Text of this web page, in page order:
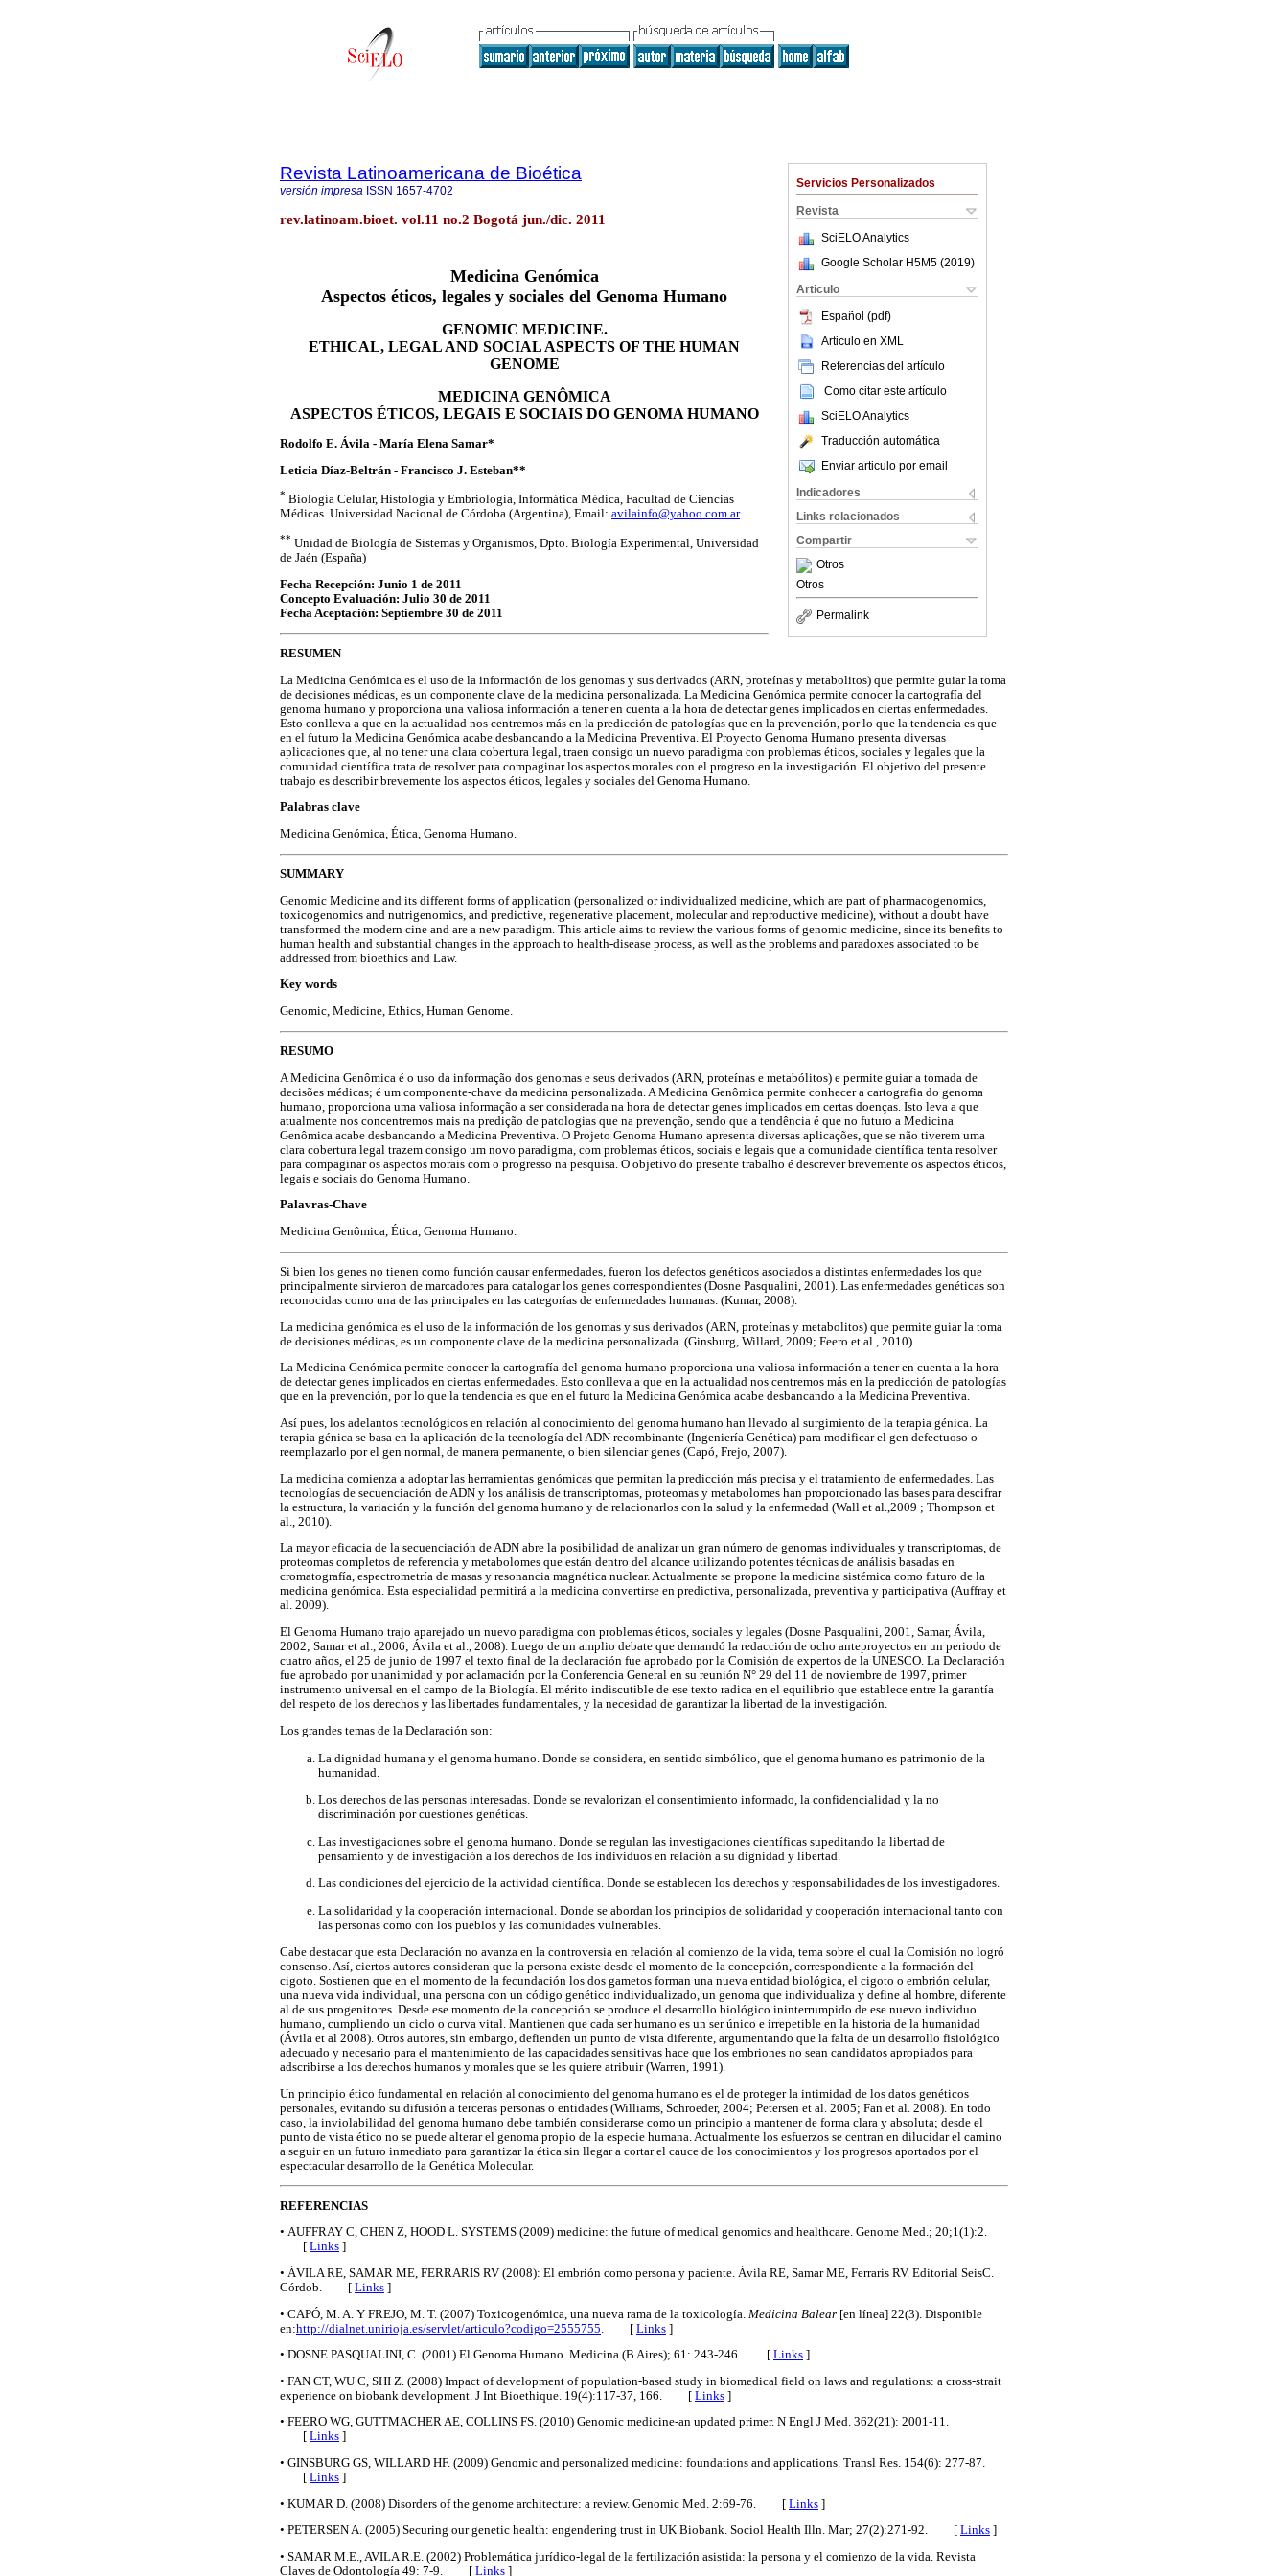
Servicios Personalizados
Revista
SciELO Analytics
Google Scholar H5M5 (2019)
Articulo
Español (pdf)
Articulo en XML
Referencias del artículo
Como citar este artículo
SciELO Analytics
Traducción automática
Enviar articulo por email
Indicadores
Links relacionados
Compartir
Otros
Otros
Permalink
Revista Latinoamericana de Bioética
versión impresa ISSN 1657-4702
rev.latinoam.bioet. vol.11 no.2 Bogotá jun./dic. 2011
Medicina Genómica
Aspectos éticos, legales y sociales del Genoma Humano
GENOMIC MEDICINE.
ETHICAL, LEGAL AND SOCIAL ASPECTS OF THE HUMAN
GENOME
MEDICINA GENÔMICA
ASPECTOS ÉTICOS, LEGAIS E SOCIAIS DO GENOMA HUMANO
Rodolfo E. Ávila - María Elena Samar*
Leticia Díaz-Beltrán - Francisco J. Esteban**
* Biología Celular, Histología y Embriología, Informática Médica, Facultad de Ciencias
Médicas. Universidad Nacional de Córdoba (Argentina), Email: avilainfo@yahoo.com.ar
** Unidad de Biología de Sistemas y Organismos, Dpto. Biología Experimental, Universidad
de Jaén (España)
Fecha Recepción: Junio 1 de 2011
Concepto Evaluación: Julio 30 de 2011
Fecha Aceptación: Septiembre 30 de 2011
RESUMEN
La Medicina Genómica es el uso de la información de los genomas y sus derivados (ARN, proteínas y metabolitos) que permite guiar la toma
de decisiones médicas, es un componente clave de la medicina personalizada. La Medicina Genómica permite conocer la cartografía del
genoma humano y proporciona una valiosa información a tener en cuenta a la hora de detectar genes implicados en ciertas enfermedades.
Esto conlleva a que en la actualidad nos centremos más en la predicción de patologías que en la prevención, por lo que la tendencia es que
en el futuro la Medicina Genómica acabe desbancando a la Medicina Preventiva. El Proyecto Genoma Humano presenta diversas
aplicaciones que, al no tener una clara cobertura legal, traen consigo un nuevo paradigma con problemas éticos, sociales y legales que la
comunidad científica trata de resolver para compaginar los aspectos morales con el progreso en la investigación. El objetivo del presente
trabajo es describir brevemente los aspectos éticos, legales y sociales del Genoma Humano.
Palabras clave
Medicina Genómica, Ética, Genoma Humano.
SUMMARY
Genomic Medicine and its different forms of application (personalized or individualized medicine, which are part of pharmacogenomics,
toxicogenomics and nutrigenomics, and predictive, regenerative placement, molecular and reproductive medicine), without a doubt have
transformed the modern cine and are a new paradigm. This article aims to review the various forms of genomic medicine, since its benefits to
human health and substantial changes in the approach to health-disease process, as well as the problems and paradoxes associated to be
addressed from bioethics and Law.
Key words
Genomic, Medicine, Ethics, Human Genome.
RESUMO
A Medicina Genômica é o uso da informação dos genomas e seus derivados (ARN, proteínas e metabólitos) e permite guiar a tomada de
decisões médicas; é um componente-chave da medicina personalizada. A Medicina Genômica permite conhecer a cartografia do genoma
humano, proporciona uma valiosa informação a ser considerada na hora de detectar genes implicados em certas doenças. Isto leva a que
atualmente nos concentremos mais na predição de patologias que na prevenção, sendo que a tendência é que no futuro a Medicina
Genômica acabe desbancando a Medicina Preventiva. O Projeto Genoma Humano apresenta diversas aplicações, que se não tiverem uma
clara cobertura legal trazem consigo um novo paradigma, com problemas éticos, sociais e legais que a comunidade científica tenta resolver
para compaginar os aspectos morais com o progresso na pesquisa. O objetivo do presente trabalho é descrever brevemente os aspectos éticos,
legais e sociais do Genoma Humano.
Palavras-Chave
Medicina Genômica, Ética, Genoma Humano.
Si bien los genes no tienen como función causar enfermedades, fueron los defectos genéticos asociados a distintas enfermedades los que
principalmente sirvieron de marcadores para catalogar los genes correspondientes (Dosne Pasqualini, 2001). Las enfermedades genéticas son
reconocidas como una de las principales en las categorías de enfermedades humanas. (Kumar, 2008).
La medicina genómica es el uso de la información de los genomas y sus derivados (ARN, proteínas y metabolitos) que permite guiar la toma
de decisiones médicas, es un componente clave de la medicina personalizada. (Ginsburg, Willard, 2009; Feero et al., 2010)
La Medicina Genómica permite conocer la cartografía del genoma humano proporciona una valiosa información a tener en cuenta a la hora
de detectar genes implicados en ciertas enfermedades. Esto conlleva a que en la actualidad nos centremos más en la predicción de patologías
que en la prevención, por lo que la tendencia es que en el futuro la Medicina Genómica acabe desbancando a la Medicina Preventiva.
Así pues, los adelantos tecnológicos en relación al conocimiento del genoma humano han llevado al surgimiento de la terapia génica. La
terapia génica se basa en la aplicación de la tecnología del ADN recombinante (Ingeniería Genética) para modificar el gen defectuoso o
reemplazarlo por el gen normal, de manera permanente, o bien silenciar genes (Capó, Frejo, 2007).
La medicina comienza a adoptar las herramientas genómicas que permitan la predicción más precisa y el tratamiento de enfermedades. Las
tecnologías de secuenciación de ADN y los análisis de transcriptomas, proteomas y metabolomes han proporcionado las bases para descifrar
la estructura, la variación y la función del genoma humano y de relacionarlos con la salud y la enfermedad (Wall et al.,2009 ; Thompson et
al., 2010).
La mayor eficacia de la secuenciación de ADN abre la posibilidad de analizar un gran número de genomas individuales y transcriptomas, de
proteomas completos de referencia y metabolomes que están dentro del alcance utilizando potentes técnicas de análisis basadas en
cromatografía, espectrometría de masas y resonancia magnética nuclear. Actualmente se propone la medicina sistémica como futuro de la
medicina genómica. Esta especialidad permitirá a la medicina convertirse en predictiva, personalizada, preventiva y participativa (Auffray et
al. 2009).
El Genoma Humano trajo aparejado un nuevo paradigma con problemas éticos, sociales y legales (Dosne Pasqualini, 2001, Samar, Ávila,
2002; Samar et al., 2006; Ávila et al., 2008). Luego de un amplio debate que demandó la redacción de ocho anteproyectos en un periodo de
cuatro años, el 25 de junio de 1997 el texto final de la declaración fue aprobado por la Comisión de expertos de la UNESCO. La Declaración
fue aprobado por unanimidad y por aclamación por la Conferencia General en su reunión N° 29 del 11 de noviembre de 1997, primer
instrumento universal en el campo de la Biología. El mérito indiscutible de ese texto radica en el equilibrio que establece entre la garantía
del respeto de los derechos y las libertades fundamentales, y la necesidad de garantizar la libertad de la investigación.
Los grandes temas de la Declaración son:
La dignidad humana y el genoma humano. Donde se considera, en sentido simbólico, que el genoma humano es patrimonio de la
humanidad.
Los derechos de las personas interesadas. Donde se revalorizan el consentimiento informado, la confidencialidad y la no
discriminación por cuestiones genéticas.
Las investigaciones sobre el genoma humano. Donde se regulan las investigaciones científicas supeditando la libertad de
pensamiento y de investigación a los derechos de los individuos en relación a su dignidad y libertad.
Las condiciones del ejercicio de la actividad científica. Donde se establecen los derechos y responsabilidades de los investigadores.
La solidaridad y la cooperación internacional. Donde se abordan los principios de solidaridad y cooperación internacional tanto con
las personas como con los pueblos y las comunidades vulnerables.
Cabe destacar que esta Declaración no avanza en la controversia en relación al comienzo de la vida, tema sobre el cual la Comisión no logró
consenso. Así, ciertos autores consideran que la persona existe desde el momento de la concepción, correspondiente a la formación del
cigoto. Sostienen que en el momento de la fecundación los dos gametos forman una nueva entidad biológica, el cigoto o embrión celular,
una nueva vida individual, una persona con un código genético individualizado, un genoma que individualiza y define al hombre, diferente
al de sus progenitores. Desde ese momento de la concepción se produce el desarrollo biológico ininterrumpido de ese nuevo individuo
humano, cumpliendo un ciclo o curva vital. Mantienen que cada ser humano es un ser único e irrepetible en la historia de la humanidad
(Ávila et al 2008). Otros autores, sin embargo, defienden un punto de vista diferente, argumentando que la falta de un desarrollo fisiológico
adecuado y necesario para el mantenimiento de las capacidades sensitivas hace que los embriones no sean candidatos apropiados para
adscribirse a los derechos humanos y morales que se les quiere atribuir (Warren, 1991).
Un principio ético fundamental en relación al conocimiento del genoma humano es el de proteger la intimidad de los datos genéticos
personales, evitando su difusión a terceras personas o entidades (Williams, Schroeder, 2004; Petersen et al. 2005; Fan et al. 2008). En todo
caso, la inviolabilidad del genoma humano debe también considerarse como un principio a mantener de forma clara y absoluta; desde el
punto de vista ético no se puede alterar el genoma propio de la especie humana. Actualmente los esfuerzos se centran en dilucidar el camino
a seguir en un futuro inmediato para garantizar la ética sin llegar a cortar el cauce de los conocimientos y los progresos aportados por el
espectacular desarrollo de la Genética Molecular.
REFERENCIAS
• AUFFRAY C, CHEN Z, HOOD L. SYSTEMS (2009) medicine: the future of medical genomics and healthcare. Genome Med.; 20;1(1):2.
[ Links ]
• ÁVILA RE, SAMAR ME, FERRARIS RV (2008): El embrión como persona y paciente. Ávila RE, Samar ME, Ferraris RV. Editorial SeisC.
Córdob. [ Links ]
• CAPÓ, M. A. Y FREJO, M. T. (2007) Toxicogenómica, una nueva rama de la toxicología. Medicina Balear [en línea] 22(3). Disponible
en:http://dialnet.unirioja.es/servlet/articulo?codigo=2555755 . [ Links ]
• DOSNE PASQUALINI, C. (2001) El Genoma Humano. Medicina (B Aires); 61: 243-246. [ Links ]
• FAN CT, WU C, SHI Z. (2008) Impact of development of population-based study in biomedical field on laws and regulations: a cross-strait
experience on biobank development. J Int Bioethique. 19(4):117-37, 166. [ Links ]
• FEERO WG, GUTTMACHER AE, COLLINS FS. (2010) Genomic medicine-an updated primer. N Engl J Med. 362(21): 2001-11.
[ Links ]
• GINSBURG GS, WILLARD HF. (2009) Genomic and personalized medicine: foundations and applications. Transl Res. 154(6): 277-87.
[ Links ]
• KUMAR D. (2008) Disorders of the genome architecture: a review. Genomic Med. 2:69-76. [ Links ]
• PETERSEN A. (2005) Securing our genetic health: engendering trust in UK Biobank. Sociol Health Illn. Mar; 27(2):271-92. [ Links ]
• SAMAR M.E., AVILA R.E. (2002) Problemática jurídico-legal de la fertilización asistida: la persona y el comienzo de la vida. Revista
Claves de Odontología 49: 7-9. [ Links ]